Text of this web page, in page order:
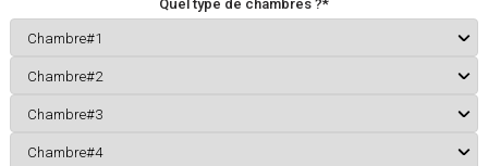
Quel type de chambres ?*